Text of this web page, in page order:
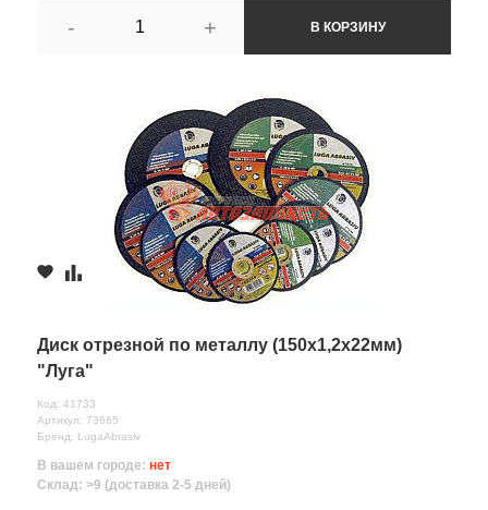
- + В КОРЗИНУ
Диск отрезной по металлу (150х1,2х22мм)
"Луга"
Код: 41733
Артикул: 73665
Бренд: LugaAbrasiv
В вашем городе: нет
Склад: >9 (доставка 2-5 дней)